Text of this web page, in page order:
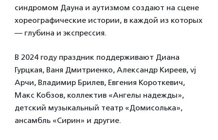
синдромом Дауна и аутизмом создают на сцене
хореографические истории, в каждой из которых
— глубина и экспрессия.
В 2024 году праздник поддерживают Диана
Гурцкая, Ваня Дмитриенко, Александр Киреев, vj
Арчи, Владимир Брилев, Евгения Короткевич,
Макс Кобзов, коллектив «Ангелы надежды»,
детский музыкальный театр «Домисолька»,
ансамбль «Сирин» и другие.